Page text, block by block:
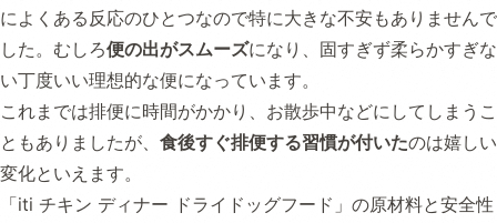
によくある反応のひとつなので特に大きな不安もありませんで
した。むしろ便の出がスムーズになり、固すぎず柔らかすぎな
い丁度いい理想的な便になっています。
これまでは排便に時間がかかり、お散歩中などにしてしまうこ
ともありましたが、 食後すぐ排便する習慣が付いたのは嬉しい
変化といえます。
「iti チキン ディナー ドライドッグフード」の原材料と安全性